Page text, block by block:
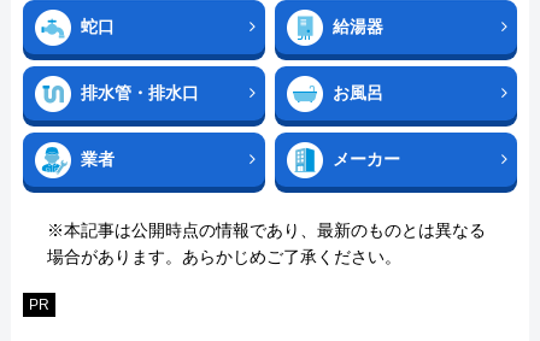
蛇口 給湯器
排水管・排水口 お風呂
業者 メーカー
※本記事は公開時点の情報であり、最新のものとは異なる
場合があります。あらかじめご了承ください。
PR